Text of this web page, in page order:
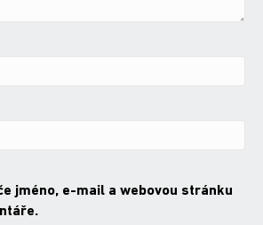
jméno, e-mail a webovou stránku